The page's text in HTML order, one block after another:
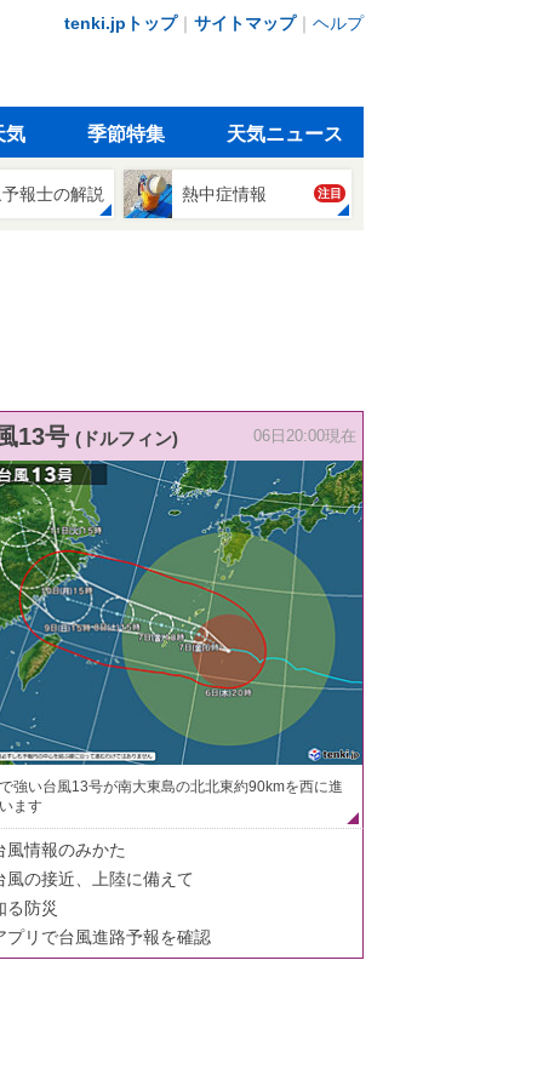
tenki.jpトップ｜ サイトマップ｜ ヘルプ
気 季節特集 天気ニュース
報士の解説 熱中症情報 注目
13号 (ドルフィン) 06日20:00現在
強い台風13号が南大東島の北北東約90kmを西に進
ます
風情報のみかた
風の接近、上陸に備えて
る防災
プリで台風進路予報を確認